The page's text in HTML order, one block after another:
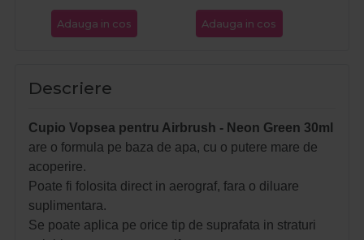
Adauga in cos Adauga in cos
Descriere
Cupio Vopsea pentru Airbrush - Neon Green 30ml
are o formula pe baza de apa, cu o putere mare de
acoperire.
Poate fi folosita direct in aerograf, fara o diluare
suplimentara.
Se poate aplica pe orice tip de suprafata in straturi